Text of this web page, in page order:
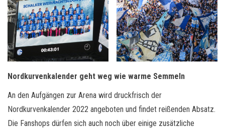
Nordkurvenkalender geht weg wie warme Semmeln
An den Aufgängen zur Arena wird druckfrisch der
Nordkurvenkalender 2022 angeboten und findet reißenden Absatz.
Die Fanshops dürfen sich auch noch über einige zusätzliche